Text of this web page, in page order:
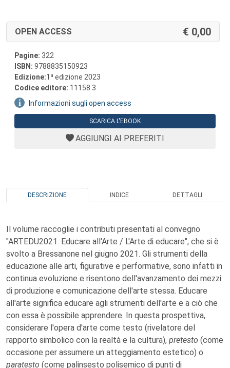
OPEN ACCESS 0,00
Pagine: 322
ISBN: 9788835150923
Edizione:1 a edizione 2023
Codice editore: 11158.3
Informazioni sugli open access
SCARICA L'EBOOK
AGGIUNGI AI PREFERITI
DESCRIZIONE INDICE DETTAGLI
Il volume raccoglie i contributi presentati al convegno
"ARTEDU2021. Educare all'Arte / L'Arte di educare", che si è
svolto a Bressanone nel giugno 2021. Gli strumenti della
educazione alle arti, figurative e performative, sono infatti in
continua evoluzione e risentono dell'avanzamento dei mezzi
di produzione e comunicazione dell'arte stessa. Educare
all'arte significa educare agli strumenti dell'arte e a ciò che
con essa è possibile apprendere. In questa prospettiva,
considerare l'opera d'arte come testo (rivelatore del
rapporto simbolico con la realtà e la cultura), pretesto (come
occasione per assumere un atteggiamento estetico) o
paratesto (come palinsesto polisemico di punti di